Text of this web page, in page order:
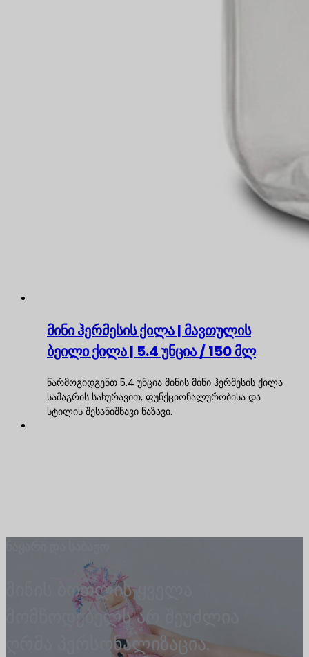
მინი ჰერმესის ქილა | მავთულის
ბეილი ქილა | 5.4 უნცია / 150 მლ
წარმოგიდგენთ 5.4 უნცია მინის მინი ჰერმესის ქილა
სამაგრის სახურავით, ფუნქციონალურობისა და
სტილის შესანიშნავი ნაზავი.
მინის ბოთლის ყველა
მომწოდებელს არ შეუძლია
ღრმა პერსონალიზაცია.